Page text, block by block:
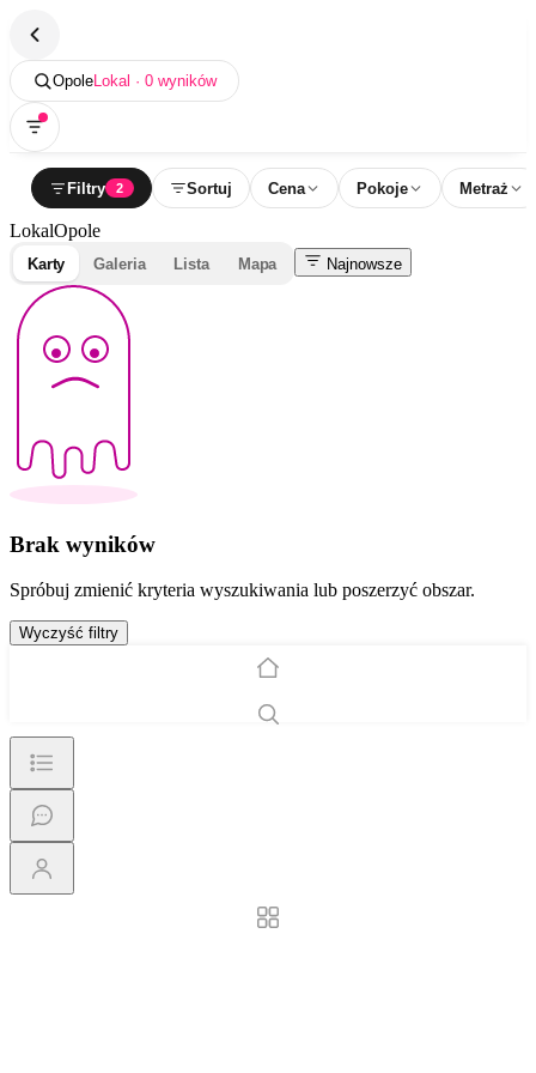
OpoleLokal · 0 wyników
Filtry 2 Sortuj Cena Pokoje Metraż
LokalOpole
Karty Galeria Lista Mapa Najnowsze
Brak wyników
Spróbuj zmienić kryteria wyszukiwania lub poszerzyć obszar.
Wyczyść filtry